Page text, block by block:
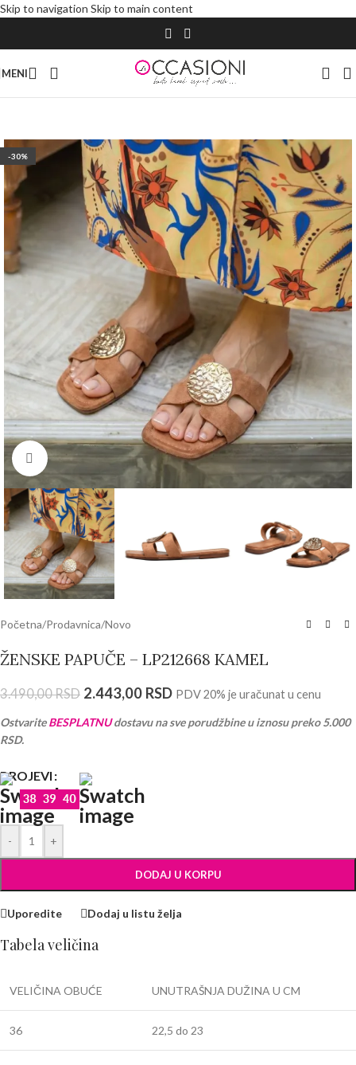
Skip to navigation Skip to main content
MENI
-30%
Click to enlarge
Početna/Prodavnica/Novo
ŽENSKE PAPUČE – LP212668 KAMEL
3.490,00RSD 2.443,00 RSD PDV 20% je uračunat u cenu
OstvariteBESPLATNUdostavu na sve porudžbine u iznosu preko 5.000
RSD.
BROJEVI
- +
DODAJ U KORPU
Uporedite Dodaj u listu želja
Tabela veličina
VELIČINA OBUĆE UNUTRAŠNJA DUŽINA U CM
36 22,5 do 23